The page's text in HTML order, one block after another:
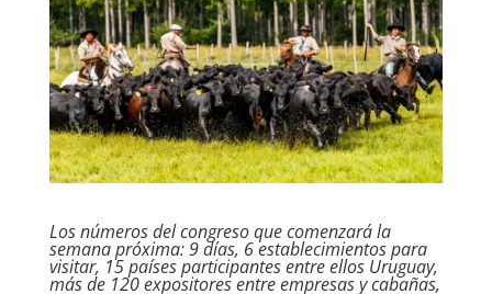
Los números del congreso que comenzará la
semana próxima: 9 días, 6 establecimientos para
visitar, 15 países participantes entre ellos Uruguay,
más de 120 expositores entre empresas y cabañas,